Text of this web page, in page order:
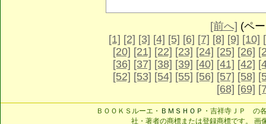
[前へ] (ペ
[1] [2] [3] [4] [5] [6] [7] [8] [9] [10]
[20] [21] [22] [23] [24] [25] [26]
[36] [37] [38] [39] [40] [41] [42]
[52] [53] [54] [55] [56] [57] [58]
[68] [69]
ＢＯＯＫＳルーエ・ ＢＭＳＨＯＰ ・吉祥寺ＪＰ の
社・著者の商標または登録商標です。 画